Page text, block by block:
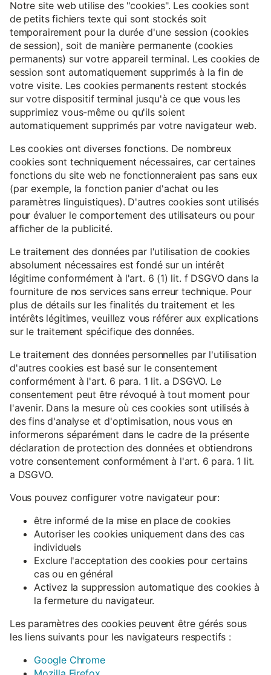
Notre site web utilise des "cookies". Les cookies sont
de petits fichiers texte qui sont stockés soit
temporairement pour la durée d'une session (cookies
de session), soit de manière permanente (cookies
permanents) sur votre appareil terminal. Les cookies de
session sont automatiquement supprimés à la fin de
votre visite. Les cookies permanents restent stockés
sur votre dispositif terminal jusqu'à ce que vous les
supprimiez vous-même ou qu'ils soient
automatiquement supprimés par votre navigateur web.
Les cookies ont diverses fonctions. De nombreux
cookies sont techniquement nécessaires, car certaines
fonctions du site web ne fonctionneraient pas sans eux
(par exemple, la fonction panier d'achat ou les
paramètres linguistiques). D'autres cookies sont utilisés
pour évaluer le comportement des utilisateurs ou pour
afficher de la publicité.
Le traitement des données par l'utilisation de cookies
absolument nécessaires est fondé sur un intérêt
légitime conformément à l'art. 6 (1) lit. f DSGVO dans la
fourniture de nos services sans erreur technique. Pour
plus de détails sur les finalités du traitement et les
intérêts légitimes, veuillez vous référer aux explications
sur le traitement spécifique des données.
Le traitement des données personnelles par l'utilisation
d'autres cookies est basé sur le consentement
conformément à l'art. 6 para. 1 lit. a DSGVO. Le
consentement peut être révoqué à tout moment pour
l'avenir. Dans la mesure où ces cookies sont utilisés à
des fins d'analyse et d'optimisation, nous vous en
informerons séparément dans le cadre de la présente
déclaration de protection des données et obtiendrons
votre consentement conformément à l'art. 6 para. 1 lit.
a DSGVO.
Vous pouvez configurer votre navigateur pour:
être informé de la mise en place de cookies
Autoriser les cookies uniquement dans des cas
individuels
Exclure l'acceptation des cookies pour certains
cas ou en général
Activez la suppression automatique des cookies à
la fermeture du navigateur.
Les paramètres des cookies peuvent être gérés sous
les liens suivants pour les navigateurs respectifs :
Google Chrome